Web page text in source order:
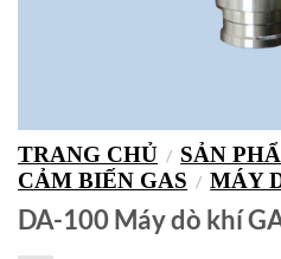
TRANG CHỦ / SẢN
CẢM BIẾN GAS / MÁY
DA-100 Máy dò khí